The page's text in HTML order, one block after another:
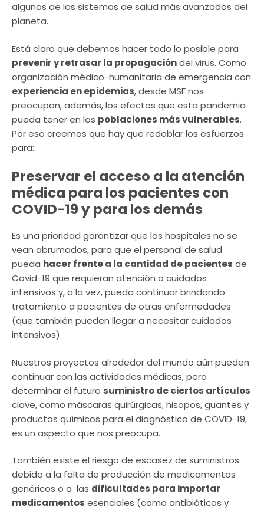
algunos de los sistemas de salud más avanzados del
planeta.
Está claro que debemos hacer todo lo posible para
prevenir y retrasar la propagacióndel virus. Como
organización médico-humanitaria de emergencia con
experiencia en epidemias, desde MSF nos
preocupan, además, los efectos que esta pandemia
pueda tener en las poblaciones más vulnerables.
Por eso creemos que hay que redoblar los esfuerzos
para:
Preservar el acceso a la atención
médica para los pacientes con
COVID-19 y para los demás
Es una prioridad garantizar que los hospitales no se
vean abrumados, para que el personal de salud
pueda hacer frente a la cantidad de pacientes de
Covid-19 que requieran atención o cuidados
intensivos y, a la vez, pueda continuar brindando
tratamiento a pacientes de otras enfermedades
(que también pueden llegar a necesitar cuidados
intensivos).
Nuestros proyectos alrededor del mundo aún pueden
continuar con las actividades médicas, pero
determinar el futuro suministro de ciertos artículos
clave, como máscaras quirúrgicas, hisopos, guantes y
productos químicos para el diagnóstico de COVID-19,
es un aspecto que nos preocupa.
También existe el riesgo de escasez de suministros
debido a la falta de producción de medicamentos
genéricos o a las dificultades para importar
medicamentos esenciales (como antibióticos y